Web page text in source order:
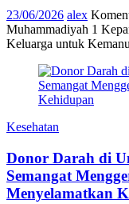
23/06/2026 alex
Muhammadiyah 1
Keluarga untuk
Kesehatan
Donor Darah di
Semangat
Menyelamatkan